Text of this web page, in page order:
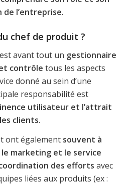
de l’entreprise.
chef de produit ?
avant tout un gestionnaire
contrôle tous les aspects
donné au sein d’une
responsabilité est
utilisateuret l’attrait
clients.
ont également souvent à
marketing et le service
des efforts avec
liées aux produits (ex :